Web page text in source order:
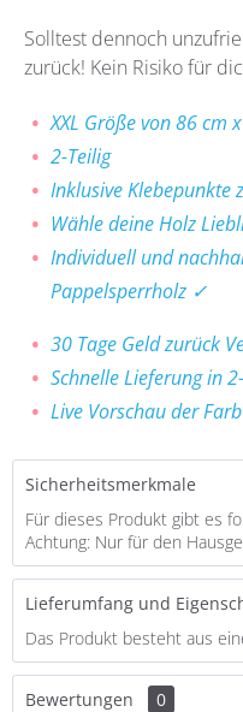
Solltest dennoch
zurück! Kein Risiko für
XXL Größe von 86 cm
2-Teilig
Inklusive Klebepunkte
Wähle deine Holz
Individuell und
Pappelsperrholz ✓
30 Tage Geld zurück
Schnelle Lieferung in
Live Vorschau der
Sicherheitsmerkmale
Für dieses Produkt gibt es
Achtung: Nur für den
Lieferumfang und
Das Produkt besteht aus
Bewertungen
0